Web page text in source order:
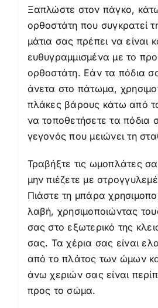
Ξαπλώστε στον πάγκο,
ορθοστάτη που συγκρατεί
μάτια σας πρέπει να είναι
ευθυγραμμισμένα με το
ορθοστάτη. Εάν τα πόδια
άνετα στο πάτωμα,
πλάκες βάρους κάτω από
να τοποθετήσετε τα πόδια
γεγονός που μειώνει τη
Τραβήξτε τις ωμοπλάτες
μην πιέζετε με
Πιάστε τη μπάρα
λαβή, χρησιμοποιώντας
σας στο εξωτερικό της
σας. Τα χέρια σας είναι
από το πλάτος των ώμων
άνω χεριών σας είναι
προς το σώμα.